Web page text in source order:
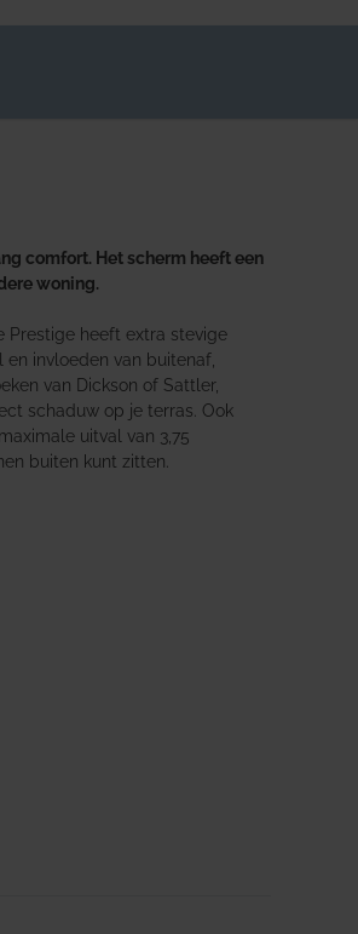
comfort. Het scherm heeft een
woning.
Prestige heeft extra stevige
invloeden van buitenaf,
van Dickson of Sattler,
schaduw op je terras. Ook
uitval van 3,75
buiten kunt zitten.